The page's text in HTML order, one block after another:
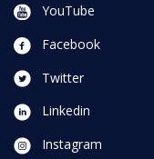
YouTube
Facebook
Twitter
Linkedin
Instagram